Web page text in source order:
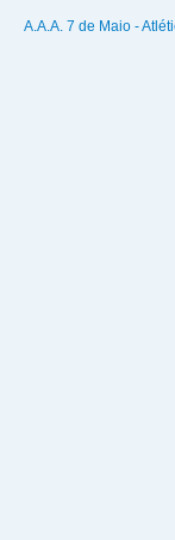
A.A.A. 7 de Maio -